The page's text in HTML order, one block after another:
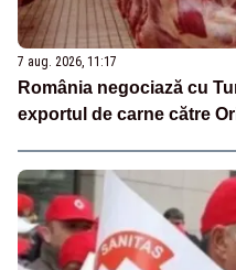
7 aug. 2026, 11:17
România negociază cu
exportul de carne către